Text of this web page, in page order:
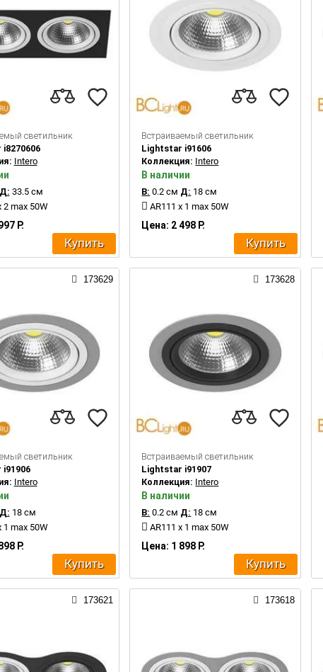
светильник
Intero
Д: 33.5 см
2 max 50W
Р.
Купить
Встраиваемый светильник
Lightstar i91606
Коллекция: Intero
В наличии
В: 0.2 см Д: 18 см
AR111 x 1 max 50W
Цена: 2 498 Р.
Купить
173629
светильник
Intero
Д: 18 см
1 max 50W
Р.
Купить
173628
Встраиваемый светильник
Lightstar i91907
Коллекция: Intero
В наличии
В: 0.2 см Д: 18 см
AR111 x 1 max 50W
Цена: 1 898 Р.
Купить
173621 173618